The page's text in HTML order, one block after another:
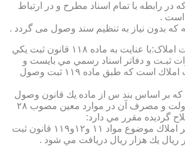
در رابطه با تمام اسناد مطرح و در ارتباط
است .
كه بدون نياز به تنظیم سند وصول می گردد .
بخش اول – حق الثبت املاک:با عنايت به ماده ۱۱۸ قانون ثبت يكي
ثبـت و دفاتر اسناد رسمي مي بايست و
صول گردد حق الثبت املاك است كه طبق ماده ۱۱۹ ثبت وصول
ثبت كه بر اساس بند س از ماده يك قانون وصول
برخي از درآمدهاي دولت و مصرف آن در موارد معين مصوب ۲۸
براي ثبت ملك دردفتر املاك موضوع مواد ۱۱ و۱۲و۱۱۹ قانون ثبت
ريال يك هزار ريال دريافت مي شود .